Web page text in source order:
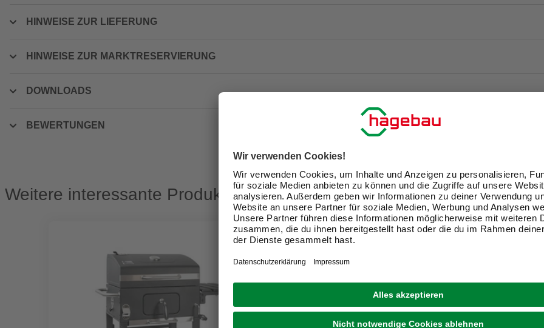
HINWEISE ZUR LIEFERUNG
HINWEISE ZUR MARKTRESERVIERUNG
DOWNLOADS
BEWERTUNGEN
Weitere interessante Produkte